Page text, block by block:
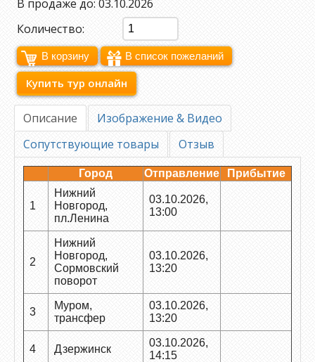
В продаже до: 03.10.2026
Количество:
Купить тур онлайн
Описание
Изображение & Видео
Сопутствующие товары
Отзыв
Город Отправление Прибытие
1
Нижний
Новгород,
пл.Ленина
03.10.2026,
13:00
2
Нижний
Новгород,
Сормовский
поворот
03.10.2026,
13:20
3
Муром,
трансфер
03.10.2026,
13:20
4 Дзержинск
03.10.2026,
14:15